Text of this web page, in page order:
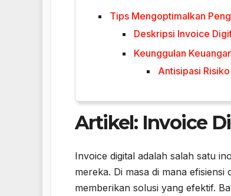
Tips Mengoptimalkan
Deskripsi Invoice
Keunggulan
Antisipasi
Artikel: Invoice
Invoice digital adalah salah satu
mereka. Di masa di mana
memberikan solusi yang efektif.